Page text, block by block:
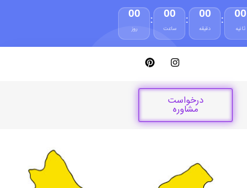
00
روز
:
00
ساعت
:
00
دقیقه
:
00
ثانیه
درخواست
مشاوره